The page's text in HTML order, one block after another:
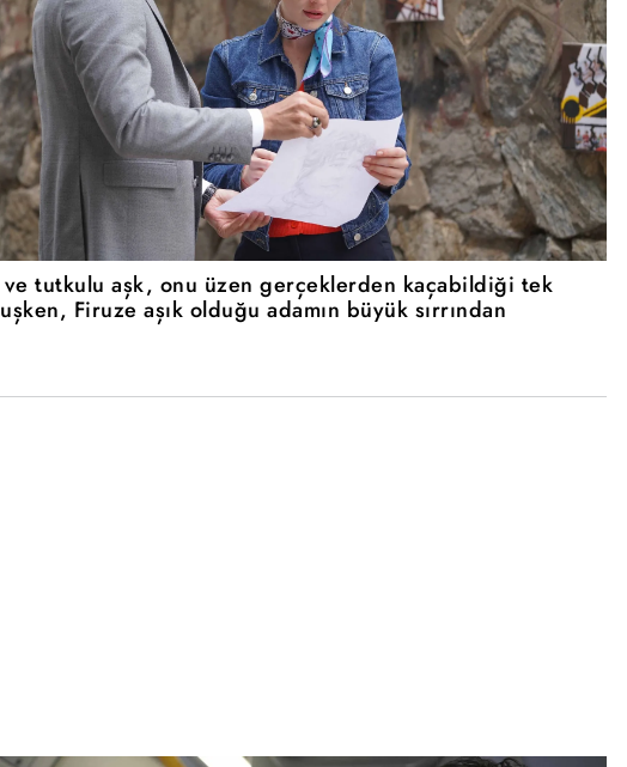
ve tutkulu aşk, onu üzen gerçeklerden kaçabildiği tek
Firuze aşık olduğu adamın büyük sırrından